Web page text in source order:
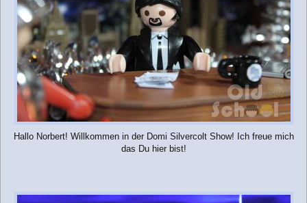
Hallo Norbert! Willkommen in der Domi Silvercolt Show! Ich freue mich
das Du hier bist!